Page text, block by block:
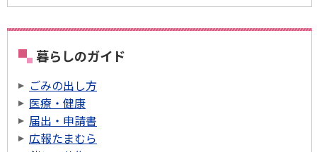
暮らしのガイド
ごみの出し方
医療・健康
届出・申請書
広報たまむら